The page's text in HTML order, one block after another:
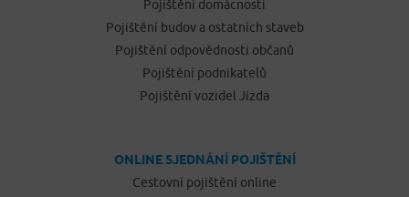
Pojištění domácnosti
Pojištění budov a ostatních staveb
Pojištění odpovědnosti občanů
Pojištění podnikatelů
Pojištění vozidel Jízda
ONLINE SJEDNÁNÍ POJIŠTĚNÍ
Cestovní pojištění online